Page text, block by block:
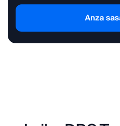
Matangazo &
Makampuni
Ushauri
Anza